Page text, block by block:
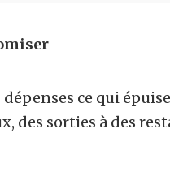
dépenses ce qui
des sorties à des